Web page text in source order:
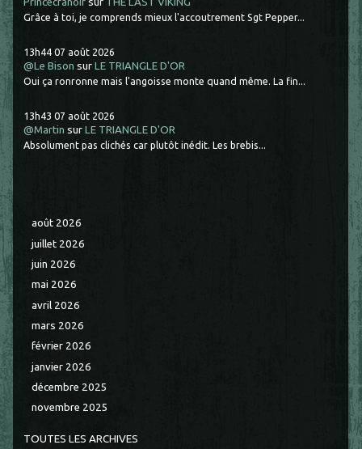
Grâce à toi, je comprends mieux l'accoutrement Sgt Pepper...
13h44 07 août 2026
@Le Bison surLE TRIANGLE D'OR
Oui ça ronronne mais l'angoisse monte quand même. La fin...
13h43 07 août 2026
@Martin surLE TRIANGLE D'OR
Absolument pas clichés car plutôt inédit. Les brebis...
août 2026
juillet 2026
juin 2026
mai 2026
avril 2026
mars 2026
février 2026
janvier 2026
décembre 2025
novembre 2025
TOUTES LES ARCHIVES